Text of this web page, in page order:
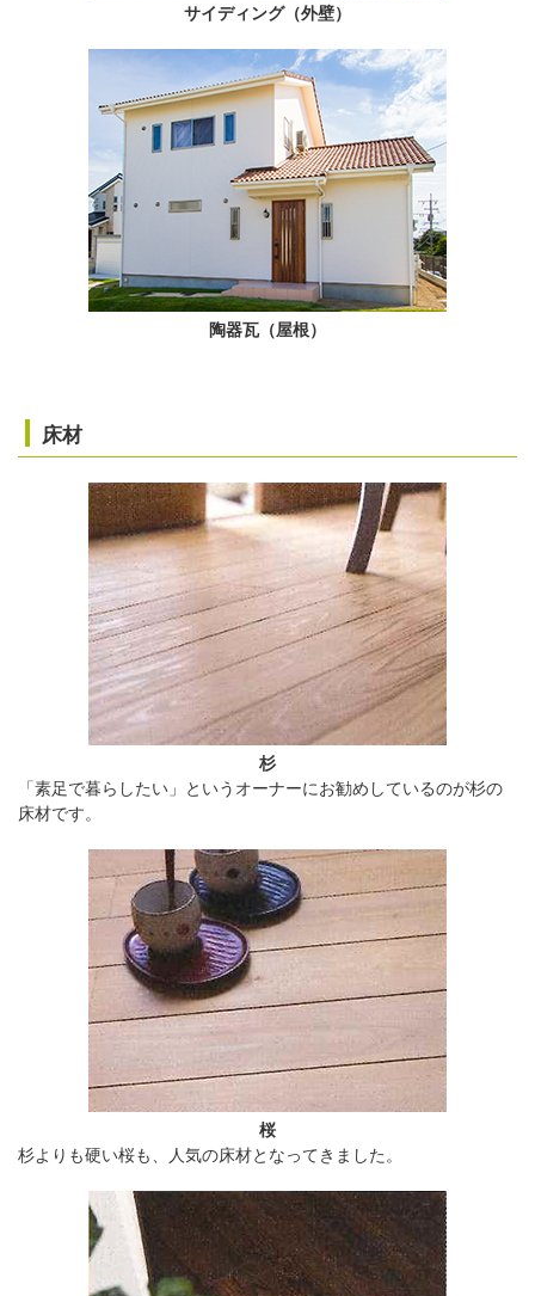
サイディング（外壁）
陶器瓦（屋根）
床材
杉
「素足で暮らしたい」というオーナーにお勧めしているのが杉の
床材です。
桜
杉よりも硬い桜も、人気の床材となってきました。